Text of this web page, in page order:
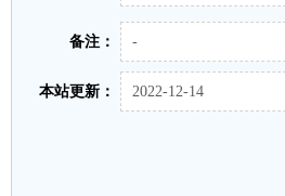
备注： -
本站更新： 2022-12-14